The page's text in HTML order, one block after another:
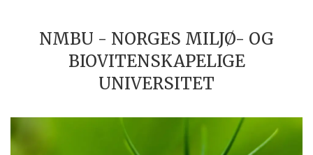
NMBU - NORGES MILJØ- OG
BIOVITENSKAPELIGE
UNIVERSITET